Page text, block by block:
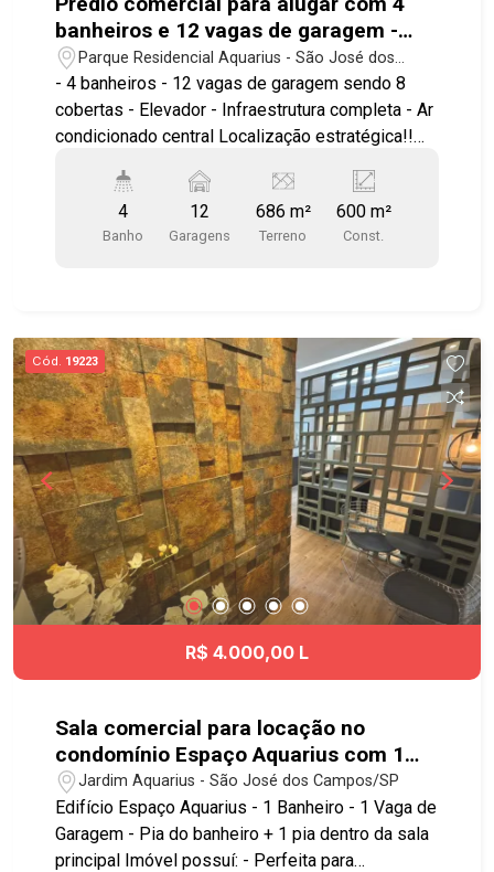
banheiros e 12 vagas de garagem -
600m² - No bairro Parque Residencial
Aquarius - SJC
Parque Residencial Aquarius - São José dos
Campos/SP
- 4 banheiros - 12 vagas de garagem sendo 8
cobertas - Elevador - Infraestrutura completa - Ar
condicionado central Localização estratégica!!
Econômica Federal, Fórum além de contar com
amplo comércio e serviços nos arredores. Fácil
acesso Rod. Pres. Dutra, Av Cassiano Ricardo, Av
São José dos Campos. Agende sua visita agora
mesmo! #imobiliaria #geraçãoimóveis
#prediolocacao #locacao #Aquarius #elevador
#garagem
4
Banho
12
Garagens
686 m²
Terreno
600 m²
Const.
Cód. 19223
R$ 4.000,00 L
Sala comercial para locação no
condomínio Espaço Aquarius com 1
banheiro e 1 vaga de garagem - 41 M²
- No bairro Jardim Aquarius - SJC
Jardim Aquarius - São José dos Campos/SP
Edifício Espaço Aquarius - 1 Banheiro - 1 Vaga de
Garagem - Pia do banheiro + 1 pia dentro da sala
principal Imóvel possuí: - Perfeita para